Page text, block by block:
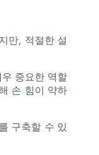
만, 적절한 설
중요한 역할
손 힘이 약하
구축할 수 있